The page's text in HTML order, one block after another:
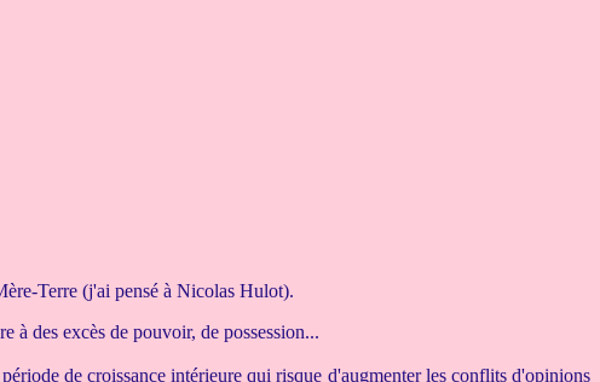
Terre (j'ai pensé à Nicolas Hulot).
à des excès de pouvoir, de possession...
de croissance intérieure qui risque d'augmenter les conflits d'opinions